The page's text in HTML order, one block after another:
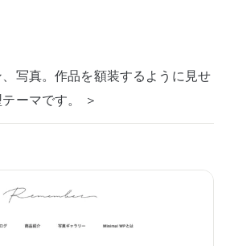
写真。作品を額装するように見せ
ーマです。 ＞